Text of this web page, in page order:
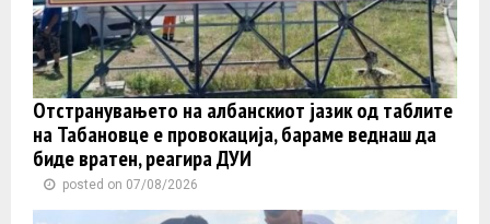
Отстранувањето на албанскиот јазик од таблите
на Табановце е провокација, бараме веднаш да
биде вратен, реагира ДУИ
posted on 07/08/2026